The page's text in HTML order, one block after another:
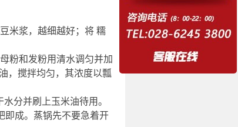
米浆，越细越好；将 糯
粉和发粉用清水调匀并加
，搅拌均匀，其浓度以瓢
分并刷上玉米油待用。
即成。蒸锅先不要急着开